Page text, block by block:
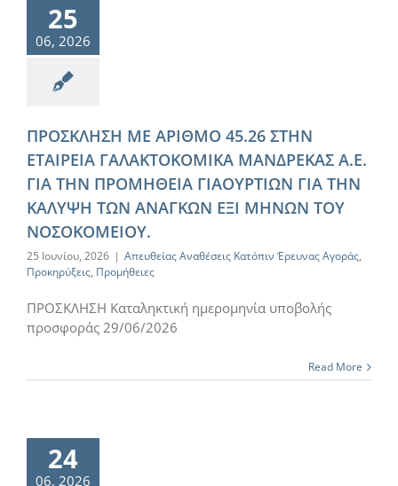
25
06, 2026
ΠΡΟΣΚΛΗΣΗ ΜΕ ΑΡΙΘΜΟ 45.26 ΣΤΗΝ
ΕΤΑΙΡΕΙΑ ΓΑΛΑΚΤΟΚΟΜΙΚΑ ΜΑΝΔΡΕΚΑΣ Α.Ε.
ΓΙΑ ΤΗΝ ΠΡΟΜΗΘΕΙΑ ΓΙΑΟΥΡΤΙΩΝ ΓΙΑ ΤΗΝ
ΚΑΛΥΨΗ ΤΩΝ ΑΝΑΓΚΩΝ ΕΞΙ ΜΗΝΩΝ ΤΟΥ
ΝΟΣΟΚΟΜΕΙΟΥ.
25 Ιουνίου, 2026 | Απευθείας Αναθέσεις Κατόπιν Έρευνας Αγοράς,
Προκηρύξεις, Προμήθειες
ΠΡΟΣΚΛΗΣΗ Καταληκτική ημερομηνία υποβολής
προσφοράς 29/06/2026
Read More
24
06, 2026